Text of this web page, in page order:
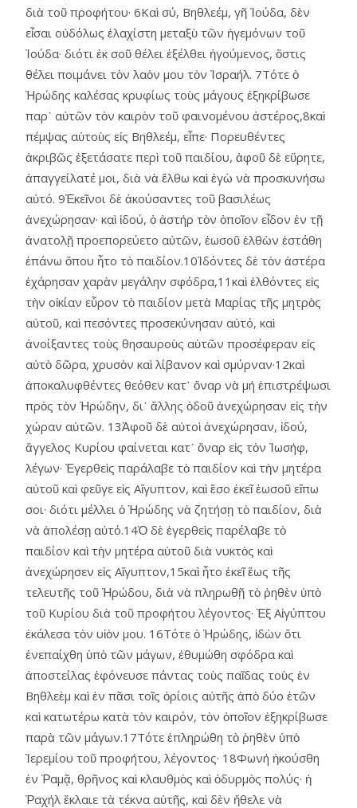
διὰ τοῦ προφήτου· 6Καὶ σύ, Βηθλεέμ, γῆ Ἰούδα, δὲν
εἶσαι οὐδόλως ἐλαχίστη μεταξὺ τῶν ἡγεμόνων τοῦ
Ἰούδα· διότι ἐκ σοῦ θέλει ἐξέλθει ἡγούμενος, ὅστις
θέλει ποιμάνει τὸν λαὸν μου τὸν Ἰσραήλ. 7Τότε ὁ
Ἡρώδης καλέσας κρυφίως τοὺς μάγους ἐξηκρίβωσε
παρ᾿ αὐτῶν τὸν καιρὸν τοῦ φαινομένου ἀστέρος,8καὶ
πέμψας αὐτοὺς εἰς Βηθλεέμ, εἶπε· Πορευθέντες
ἀκριβῶς ἐξετάσατε περὶ τοῦ παιδίου, ἀφοῦ δὲ εὕρητε,
ἀπαγγείλατέ μοι, διὰ νὰ ἔλθω καὶ ἐγὼ νὰ προσκυνήσω
αὐτό. 9Ἐκεῖνοι δὲ ἀκούσαντες τοῦ βασιλέως
ἀνεχώρησαν· καὶ ἰδού, ὁ ἀστήρ τὸν ὁποῖον εἶδον ἐν τῇ
ἀνατολῇ προεπορεύετο αὐτῶν, ἑωσοῦ ἐλθὼν ἐστάθη
ἐπάνω ὅπου ἦτο τὸ παιδίον.10Ἰδόντες δὲ τὸν ἀστέρα
ἐχάρησαν χαρὰν μεγάλην σφόδρα,11καὶ ἐλθόντες εἰς
τὴν οἰκίαν εὗρον τὸ παιδίον μετὰ Μαρίας τῆς μητρὸς
αὐτοῦ, καὶ πεσόντες προσεκύνησαν αὐτό, καὶ
ἀνοίξαντες τοὺς θησαυροὺς αὑτῶν προσέφεραν εἰς
αὐτὸ δῶρα, χρυσὸν καὶ λίβανον καὶ σμύρναν·12καὶ
ἀποκαλυφθέντες θεόθεν κατ᾿ ὄναρ νὰ μή ἐπιστρέψωσι
πρὸς τὸν Ἡρώδην, δι᾿ ἄλλης ὁδοῦ ἀνεχώρησαν εἰς τὴν
χώραν αὑτῶν. 13Ἀφοῦ δὲ αὐτοὶ ἀνεχώρησαν, ἰδού,
ἄγγελος Κυρίου φαίνεται κατ᾿ ὄναρ εἰς τὸν Ἰωσήφ,
λέγων· Ἐγερθεὶς παράλαβε τὸ παιδίον καὶ τὴν μητέρα
αὐτοῦ καὶ φεῦγε εἰς Αἴγυπτον, καὶ ἔσο ἐκεῖ ἑωσοῦ εἴπω
σοι· διότι μέλλει ὁ Ἡρώδης νὰ ζητήσῃ τὸ παιδίον, διὰ
νὰ ἀπολέσῃ αὐτό.14Ὁ δὲ ἐγερθεὶς παρέλαβε τὸ
παιδίον καὶ τὴν μητέρα αὐτοῦ διὰ νυκτὸς καὶ
ἀνεχώρησεν εἰς Αἴγυπτον,15καὶ ἦτο ἐκεῖ ἕως τῆς
τελευτῆς τοῦ Ἡρώδου, διὰ νὰ πληρωθῇ τὸ ῥηθὲν ὑπὸ
τοῦ Κυρίου διὰ τοῦ προφήτου λέγοντος· Ἐξ Αἰγύπτου
ἐκάλεσα τὸν υἱὸν μου. 16Τότε ὁ Ἡρώδης, ἰδὼν ὅτι
ἐνεπαίχθη ὑπὸ τῶν μάγων, ἐθυμώθη σφόδρα καὶ
ἀποστείλας ἐφόνευσε πάντας τοὺς παῖδας τοὺς ἐν
Βηθλεὲμ καὶ ἐν πᾶσι τοῖς ὁρίοις αὐτῆς ἀπὸ δύο ἐτῶν
καὶ κατωτέρω κατὰ τὸν καιρόν, τὸν ὁποῖον ἐξηκρίβωσε
παρὰ τῶν μάγων.17Τότε ἐπληρώθη τὸ ῥηθὲν ὑπὸ
Ἱερεμίου τοῦ προφήτου, λέγοντος· 18Φωνή ἠκούσθη
ἐν Ῥαμᾷ, θρῆνος καὶ κλαυθμὸς καὶ ὀδυρμὸς πολύς· ἡ
Ῥαχήλ ἔκλαιε τὰ τέκνα αὑτῆς, καὶ δὲν ἤθελε νὰ